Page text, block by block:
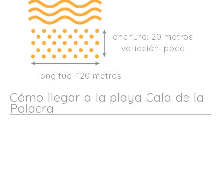
anchura: 20 metros
variación: poca
longitud: 120 metros
Cómo llegar a la playa Cala de la
Polacra